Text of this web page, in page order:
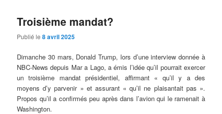
Troisième mandat?
Publié le8 avril 2025
Dimanche 30 mars, Donald Trump, lors d’une interview donnée à
NBC-News depuis Mar a Lago, a émis l’idée qu’il pourrait exercer
un troisième mandat présidentiel, affirmant « qu’il y a des
moyens d’y parvenir » et assurant « qu’il ne plaisantait pas ».
Propos qu’il a confirmés peu après dans l’avion qui le ramenait à
Washington.